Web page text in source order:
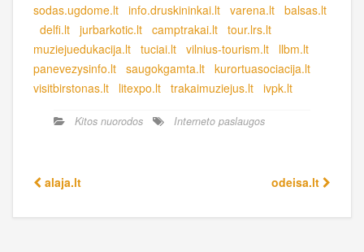
sodas.ugdome.lt info.druskininkai.lt varena.lt balsas.lt
delfi.lt jurbarkotic.lt camptrakai.lt tour.lrs.lt
muziejuedukacija.lt tuciai.lt vilnius-tourism.lt
llbm.lt
panevezysinfo.lt saugokgamta.lt kurortuasociacija.lt
visitbirstonas.lt
litexpo.lt trakaimuziejus.lt ivpk.lt
Kitos nuorodos Interneto paslaugos
alaja.lt odeisa.lt